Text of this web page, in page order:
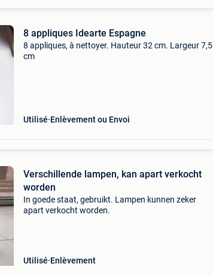
8 appliques Idearte Espagne
8 appliques, à nettoyer. Hauteur 32 cm. Largeur 7,5
cm
Utilisé Enlèvement ou Envoi
Verschillende lampen, kan apart verkocht
worden
In goede staat, gebruikt. Lampen kunnen zeker
apart verkocht worden.
Utilisé Enlèvement